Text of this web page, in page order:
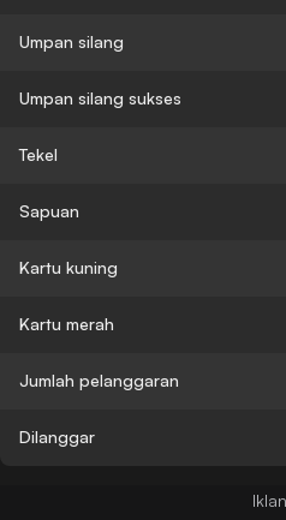
Umpan silang
Umpan silang sukses
Tekel
Sapuan
Kartu kuning
Kartu merah
Jumlah pelanggaran
Dilanggar